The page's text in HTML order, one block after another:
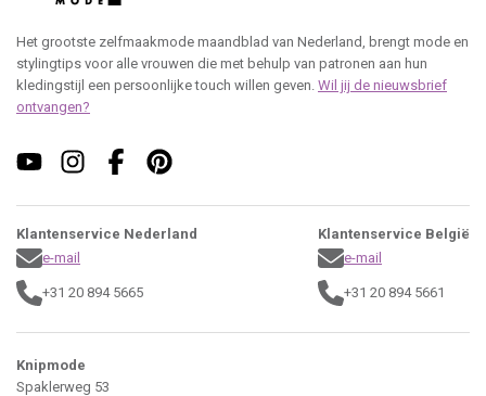
Het grootste zelfmaakmode maandblad van Nederland, brengt mode en
stylingtips voor alle vrouwen die met behulp van patronen aan hun
kledingstijl een persoonlijke touch willen geven. Wil jij de nieuwsbrief
ontvangen?
Klantenservice Nederland
e-mail
+31 20 894 5665
Klantenservice België
e-mail
+31 20 894 5661
Knipmode
Spaklerweg 53